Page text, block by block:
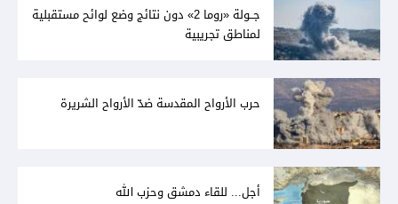
جــولة «روما 2» دون نتائج وضع لوائح مستقبلية
لمناطق تجريبية
حرب الأرواح المقدسة ضدّ الأرواح الشريرة
أجل... للقاء دمشق وحزب الله